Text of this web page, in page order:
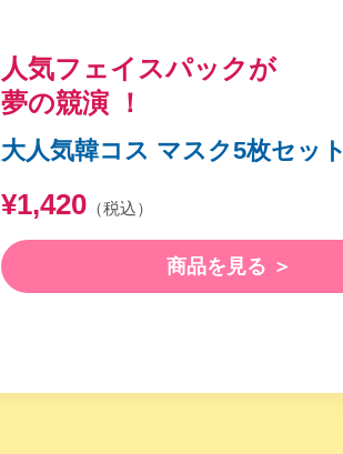
人気フェイスパックが
夢の競演 ！
大人気韓コス マスク5枚セット
¥1,420（税込）
商品を見る ＞